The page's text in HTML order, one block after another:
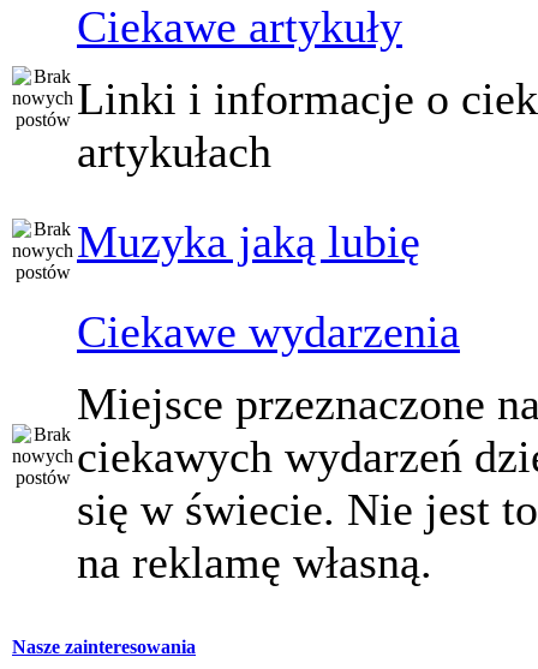
Ciekawe artykuły
Linki i informacje o
artykułach
Muzyka jaką lubię
Ciekawe wydarzenia
Miejsce przeznaczone
ciekawych wydarzeń
się w świecie. Nie jest
na reklamę własną.
Nasze zainteresowania